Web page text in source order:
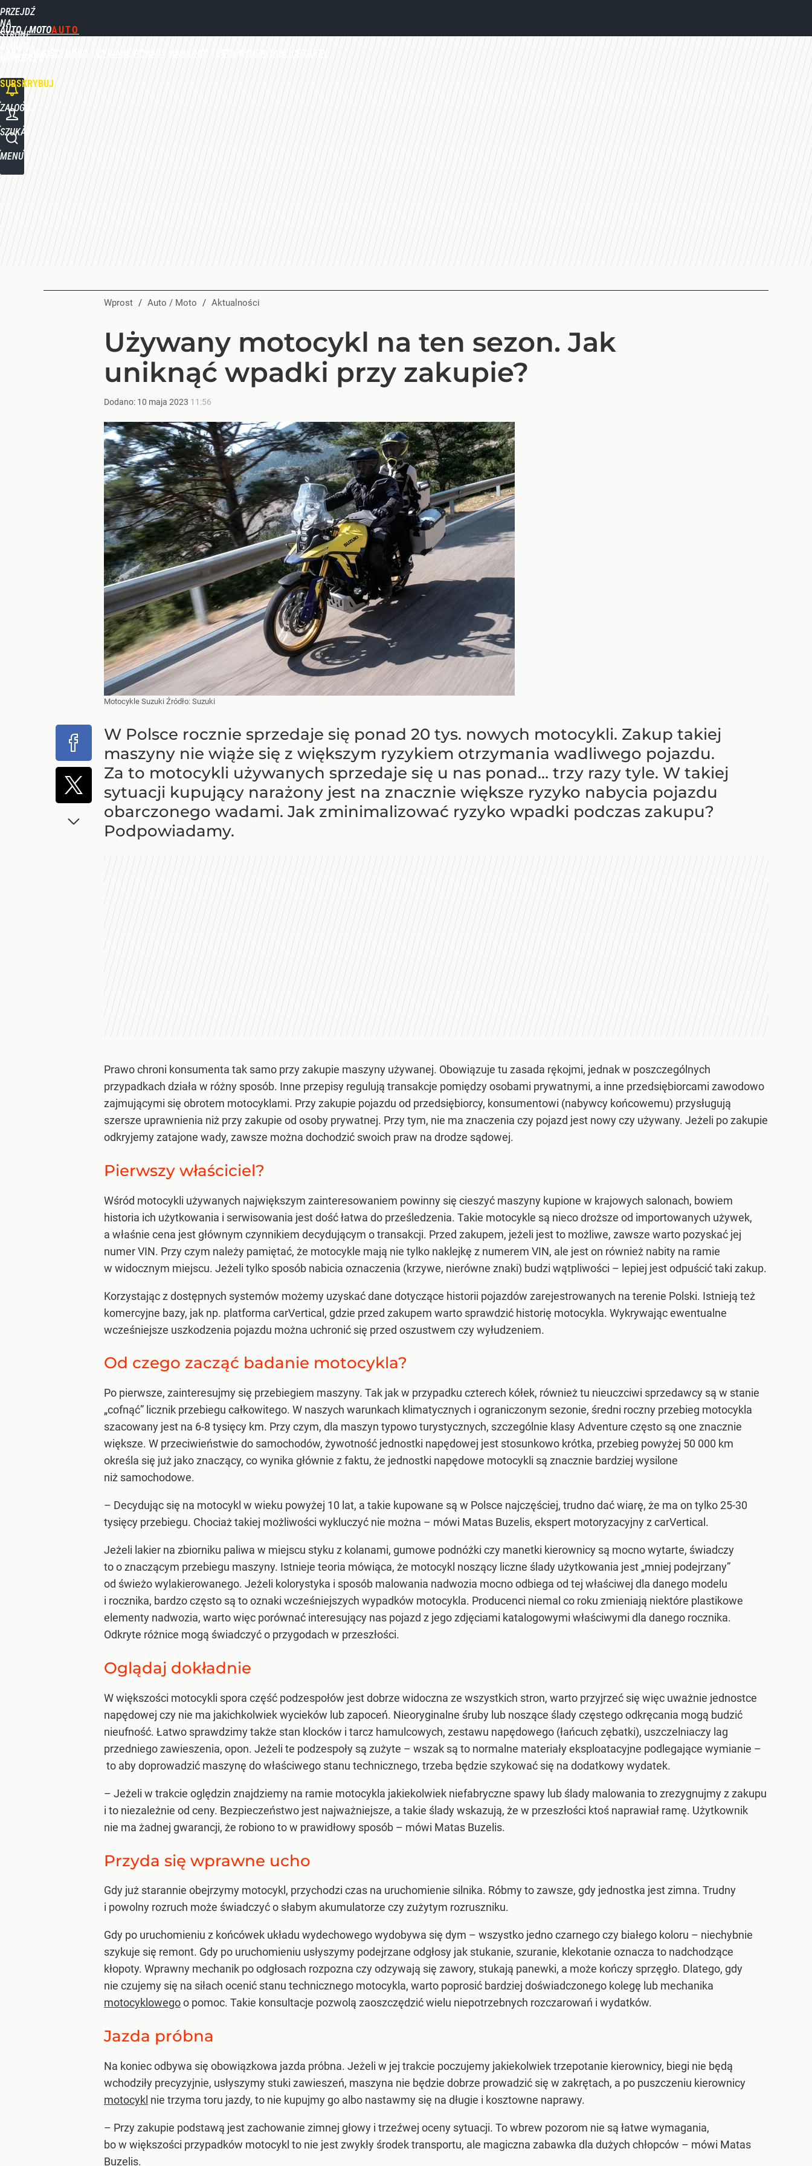
PRZEJDŹ
NA
STRONĘ
GŁÓWNĄ
WPROST.PL
AUTO / MOTO
AKTUALNOŚCI NOWE UŻYWANE PORADY RANKINGI TESTY RYNEK TABLICE QUIZY
SUBSKRYBUJ
ZALOGUJ
SZUKAJ
MENU
Wprost / Auto / Moto / Aktualności
Używany motocykl na ten sezon. Jak
uniknąć wpadki przy zakupie?
Dodano: 10 maja 2023 11:56
Motocykle Suzuki Źródło: Suzuki
W Polsce rocznie sprzedaje się ponad 20 tys. nowych motocykli. Zakup takiej
maszyny nie wiąże się z większym ryzykiem otrzymania wadliwego pojazdu.
Za to motocykli używanych sprzedaje się u nas ponad… trzy razy tyle. W takiej
sytuacji kupujący narażony jest na znacznie większe ryzyko nabycia pojazdu
obarczonego wadami. Jak zminimalizować ryzyko wpadki podczas zakupu?
Podpowiadamy.
Prawo chroni konsumenta tak samo przy zakupie maszyny używanej. Obowiązuje tu zasada rękojmi, jednak w poszczególnych
przypadkach działa w różny sposób. Inne przepisy regulują transakcje pomiędzy osobami prywatnymi, a inne przedsiębiorcami zawodowo
zajmującymi się obrotem motocyklami. Przy zakupie pojazdu od przedsiębiorcy, konsumentowi (nabywcy końcowemu) przysługują
szersze uprawnienia niż przy zakupie od osoby prywatnej. Przy tym, nie ma znaczenia czy pojazd jest nowy czy używany. Jeżeli po zakupie
odkryjemy zatajone wady, zawsze można dochodzić swoich praw na drodze sądowej.
Pierwszy właściciel?
Wśród motocykli używanych największym zainteresowaniem powinny się cieszyć maszyny kupione w krajowych salonach, bowiem
historia ich użytkowania i serwisowania jest dość łatwa do prześledzenia. Takie motocykle są nieco droższe od importowanych używek,
a właśnie cena jest głównym czynnikiem decydującym o transakcji. Przed zakupem, jeżeli jest to możliwe, zawsze warto pozyskać jej
numer VIN. Przy czym należy pamiętać, że motocykle mają nie tylko naklejkę z numerem VIN, ale jest on również nabity na ramie
w widocznym miejscu. Jeżeli tylko sposób nabicia oznaczenia (krzywe, nierówne znaki) budzi wątpliwości – lepiej jest odpuścić taki zakup.
Korzystając z dostępnych systemów możemy uzyskać dane dotyczące historii pojazdów zarejestrowanych na terenie Polski. Istnieją też
komercyjne bazy, jak np. platforma carVertical, gdzie przed zakupem warto sprawdzić historię motocykla. Wykrywając ewentualne
wcześniejsze uszkodzenia pojazdu można uchronić się przed oszustwem czy wyłudzeniem.
Od czego zacząć badanie motocykla?
Po pierwsze, zainteresujmy się przebiegiem maszyny. Tak jak w przypadku czterech kółek, również tu nieuczciwi sprzedawcy są w stanie
„cofnąć” licznik przebiegu całkowitego. W naszych warunkach klimatycznych i ograniczonym sezonie, średni roczny przebieg motocykla
szacowany jest na 6-8 tysięcy km. Przy czym, dla maszyn typowo turystycznych, szczególnie klasy Adventure często są one znacznie
większe. W przeciwieństwie do samochodów, żywotność jednostki napędowej jest stosunkowo krótka, przebieg powyżej 50 000 km
określa się już jako znaczący, co wynika głównie z faktu, że jednostki napędowe motocykli są znacznie bardziej wysilone
niż samochodowe.
– Decydując się na motocykl w wieku powyżej 10 lat, a takie kupowane są w Polsce najczęściej, trudno dać wiarę, że ma on tylko 25-30
tysięcy przebiegu. Chociaż takiej możliwości wykluczyć nie można – mówi Matas Buzelis, ekspert motoryzacyjny z carVertical.
Jeżeli lakier na zbiorniku paliwa w miejscu styku z kolanami, gumowe podnóżki czy manetki kierownicy są mocno wytarte, świadczy
to o znaczącym przebiegu maszyny. Istnieje teoria mówiąca, że motocykl noszący liczne ślady użytkowania jest „mniej podejrzany”
od świeżo wylakierowanego. Jeżeli kolorystyka i sposób malowania nadwozia mocno odbiega od tej właściwej dla danego modelu
i rocznika, bardzo często są to oznaki wcześniejszych wypadków motocykla. Producenci niemal co roku zmieniają niektóre plastikowe
elementy nadwozia, warto więc porównać interesujący nas pojazd z jego zdjęciami katalogowymi właściwymi dla danego rocznika.
Odkryte różnice mogą świadczyć o przygodach w przeszłości.
Oglądaj dokładnie
W większości motocykli spora część podzespołów jest dobrze widoczna ze wszystkich stron, warto przyjrzeć się więc uważnie jednostce
napędowej czy nie ma jakichkolwiek wycieków lub zapoceń. Nieoryginalne śruby lub noszące ślady częstego odkręcania mogą budzić
nieufność. Łatwo sprawdzimy także stan klocków i tarcz hamulcowych, zestawu napędowego (łańcuch zębatki), uszczelniaczy lag
przedniego zawieszenia, opon. Jeżeli te podzespoły są zużyte – wszak są to normalne materiały eksploatacyjne podlegające wymianie –
to aby doprowadzić maszynę do właściwego stanu technicznego, trzeba będzie szykować się na dodatkowy wydatek.
– Jeżeli w trakcie oględzin znajdziemy na ramie motocykla jakiekolwiek niefabryczne spawy lub ślady malowania to zrezygnujmy z zakupu
i to niezależnie od ceny. Bezpieczeństwo jest najważniejsze, a takie ślady wskazują, że w przeszłości ktoś naprawiał ramę. Użytkownik
nie ma żadnej gwarancji, że robiono to w prawidłowy sposób – mówi Matas Buzelis.
Przyda się wprawne ucho
Gdy już starannie obejrzymy motocykl, przychodzi czas na uruchomienie silnika. Róbmy to zawsze, gdy jednostka jest zimna. Trudny
i powolny rozruch może świadczyć o słabym akumulatorze czy zużytym rozruszniku.
Gdy po uruchomieniu z końcówek układu wydechowego wydobywa się dym – wszystko jedno czarnego czy białego koloru – niechybnie
szykuje się remont. Gdy po uruchomieniu usłyszymy podejrzane odgłosy jak stukanie, szuranie, klekotanie oznacza to nadchodzące
kłopoty. Wprawny mechanik po odgłosach rozpozna czy odzywają się zawory, stukają panewki, a może kończy sprzęgło. Dlatego, gdy
nie czujemy się na siłach ocenić stanu technicznego motocykla, warto poprosić bardziej doświadczonego kolegę lub mechanika
motocyklowegoo pomoc. Takie konsultacje pozwolą zaoszczędzić wielu niepotrzebnych rozczarowań i wydatków.
Jazda próbna
Na koniec odbywa się obowiązkowa jazda próbna. Jeżeli w jej trakcie poczujemy jakiekolwiek trzepotanie kierownicy, biegi nie będą
wchodziły precyzyjnie, usłyszymy stuki zawieszeń, maszyna nie będzie dobrze prowadzić się w zakrętach, a po puszczeniu kierownicy
motocykl nie trzyma toru jazdy, to nie kupujmy go albo nastawmy się na długie i kosztowne naprawy.
– Przy zakupie podstawą jest zachowanie zimnej głowy i trzeźwej oceny sytuacji. To wbrew pozorom nie są łatwe wymagania,
bo w większości przypadków motocykl to nie jest zwykły środek transportu, ale magiczna zabawka dla dużych chłopców – mówi Matas
Buzelis.